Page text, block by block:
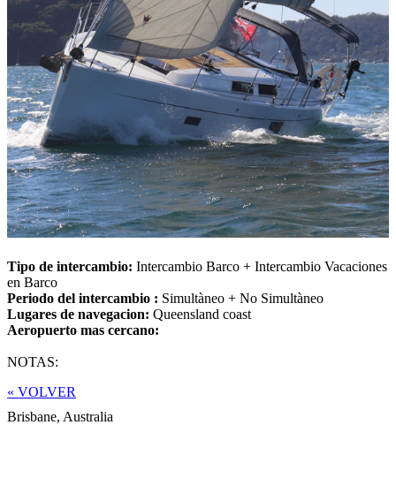
Tipo de intercambio: Intercambio Barco + Intercambio Vacaciones
en Barco
Periodo del intercambio : Simultàneo + No Simultàneo
Lugares de navegacion: Queensland coast
Aeropuerto mas cercano:
NOTAS:
« VOLVER
Brisbane, Australia